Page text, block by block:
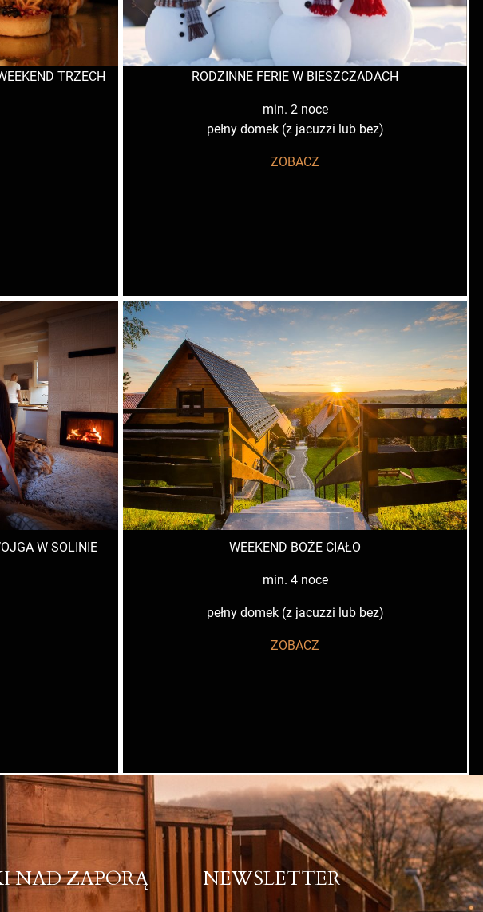
TRZECH
RODZINNE FERIE W BIESZCZADACH
min. 2 noce
pełny domek (z jacuzzi lub bez)
ZOBACZ
W SOLINIE WEEKEND BOŻE CIAŁO
min. 4 noce
pełny domek (z jacuzzi lub bez)
ZOBACZ
NAD ZAPORĄ NEWSLETTER